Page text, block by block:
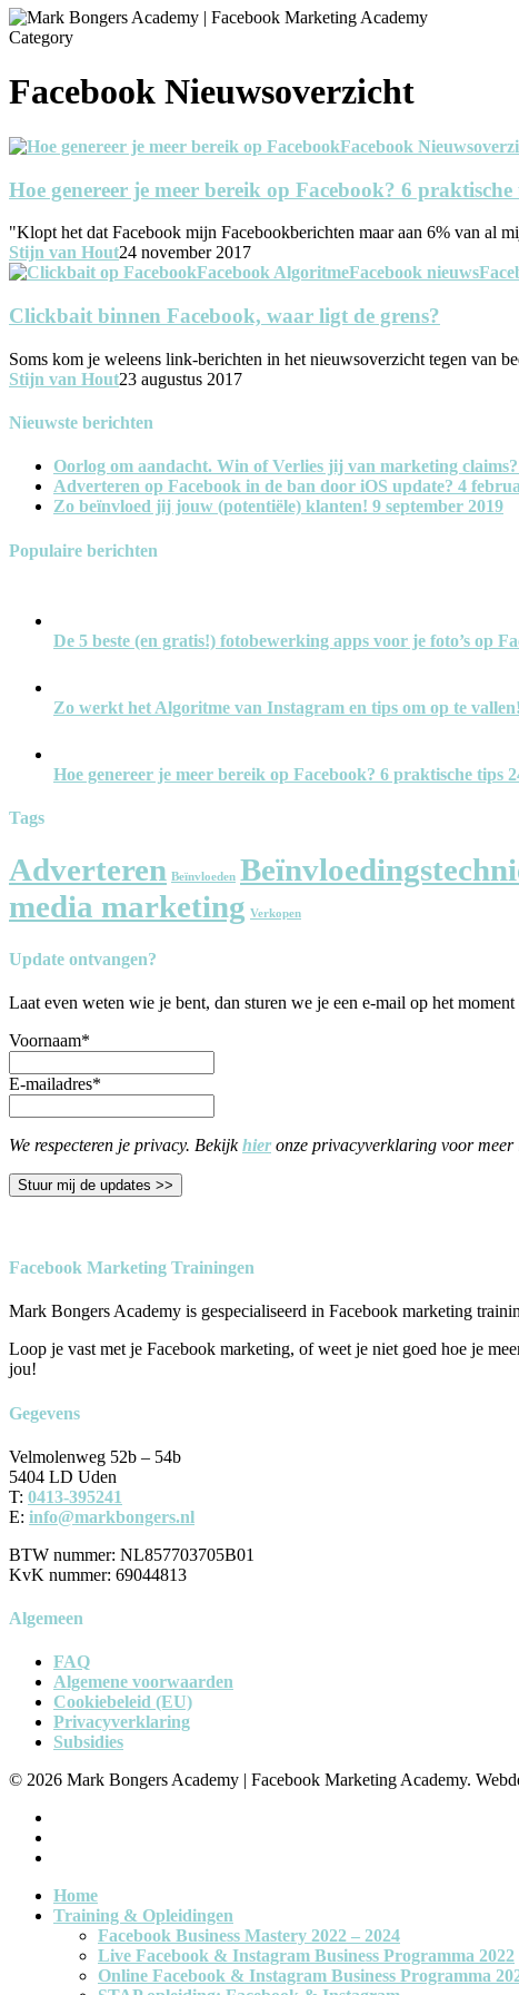
Category
Facebook Nieuwsoverzicht
Facebook
Hoe genereer je meer bereik op Facebook? 6 praktische
"Klopt het dat Facebook mijn Facebookberichten maar aan 6% van al
Stijn van Hout24 november 2017
Facebook AlgoritmeFacebook nieuws
Clickbait binnen Facebook, waar ligt de grens?
Soms kom je weleens link-berichten in het nieuwsoverzicht tegen van
Stijn van Hout23 augustus 2017
Nieuwste berichten
Oorlog om aandacht. Win of Verlies jij van marketing claims?
Adverteren op Facebook in de ban door iOS update? 4
Zo beïnvloed jij jouw (potentiële) klanten! 9 september 2019
Populaire berichten
De 5 beste (en gratis!) fotobewerking apps voor je foto’s op
Zo werkt het Algoritme van Instagram en tips om op te vallen!
Hoe genereer je meer bereik op Facebook? 6 praktische tips
Tags
Adverteren Beïnvloeden
media marketing Verkopen
Update ontvangen?
Laat even weten wie je bent, dan sturen we je een e-mail op het
Voornaam*
E-mailadres*
We respecteren je privacy. Bekijkhieronze privacyverklaring voor meer
Stuur mij de updates >>
Facebook Marketing Trainingen
Mark Bongers Academy is gespecialiseerd in Facebook marketing
Loop je vast met je Facebook marketing, of weet je niet goed hoe je
jou!
Gegevens
Velmolenweg 52b – 54b
5404 LD Uden
T: 0413-395241
E: info@markbongers.nl
BTW nummer: NL857703705B01
KvK nummer: 69044813
Algemeen
FAQ
Algemene voorwaarden
Cookiebeleid (EU)
Privacyverklaring
Subsidies
© 2026 Mark Bongers Academy | Facebook Marketing Academy.
Home
Training & Opleidingen
Facebook Business Mastery 2022 – 2024
Live Facebook & Instagram Business Programma 2022
Online Facebook & Instagram Business Programma